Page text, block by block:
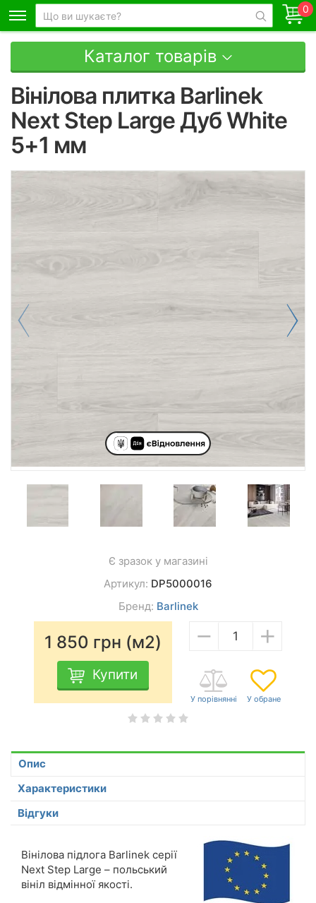
0
Каталог товарів
Вінілова плитка Barlinek
Next Step Large Дуб White
5+1 мм
Є зразок у магазині
Артикул: DP5000016
Бренд: Barlinek
1 850 грн (м2)
Купити
− +
Опис
Характеристики
Відгуки
Вінілова підлога Barlinek серії
Next Step Large – польський
вініл відмінної якості.